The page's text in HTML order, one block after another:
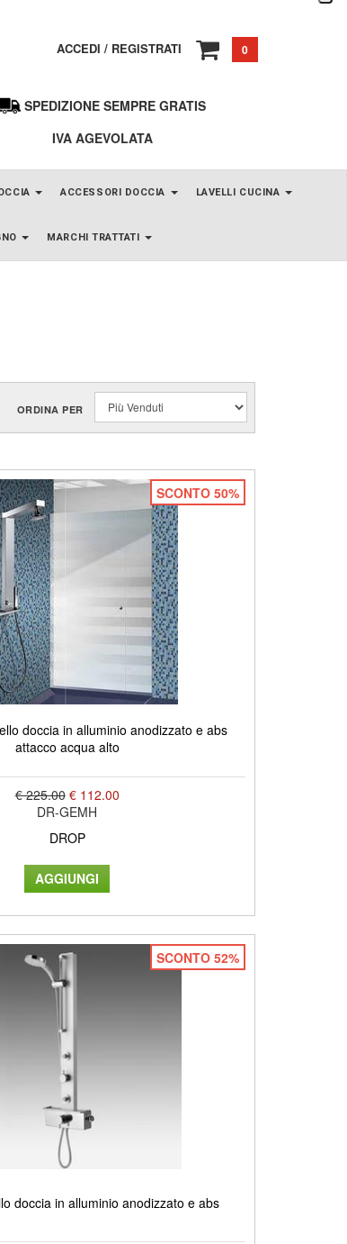
ACCEDI / REGISTRATI 0
SPEDIZIONE SEMPRE GRATIS
IVA AGEVOLATA
ACCESSORI DOCCIA LAVELLI CUCINA
MARCHI TRATTATI
ORDINA PER
SCONTO 50%
doccia in alluminio anodizzato e abs
attacco acqua alto
€ 225.00 € 112.00
DR-GEMH
DROP
SCONTO 52%
doccia in alluminio anodizzato e abs